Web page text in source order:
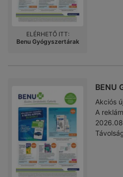
ELÉRHETŐ ITT:
Benu Gyógyszertárak
BENU
Akciós
A